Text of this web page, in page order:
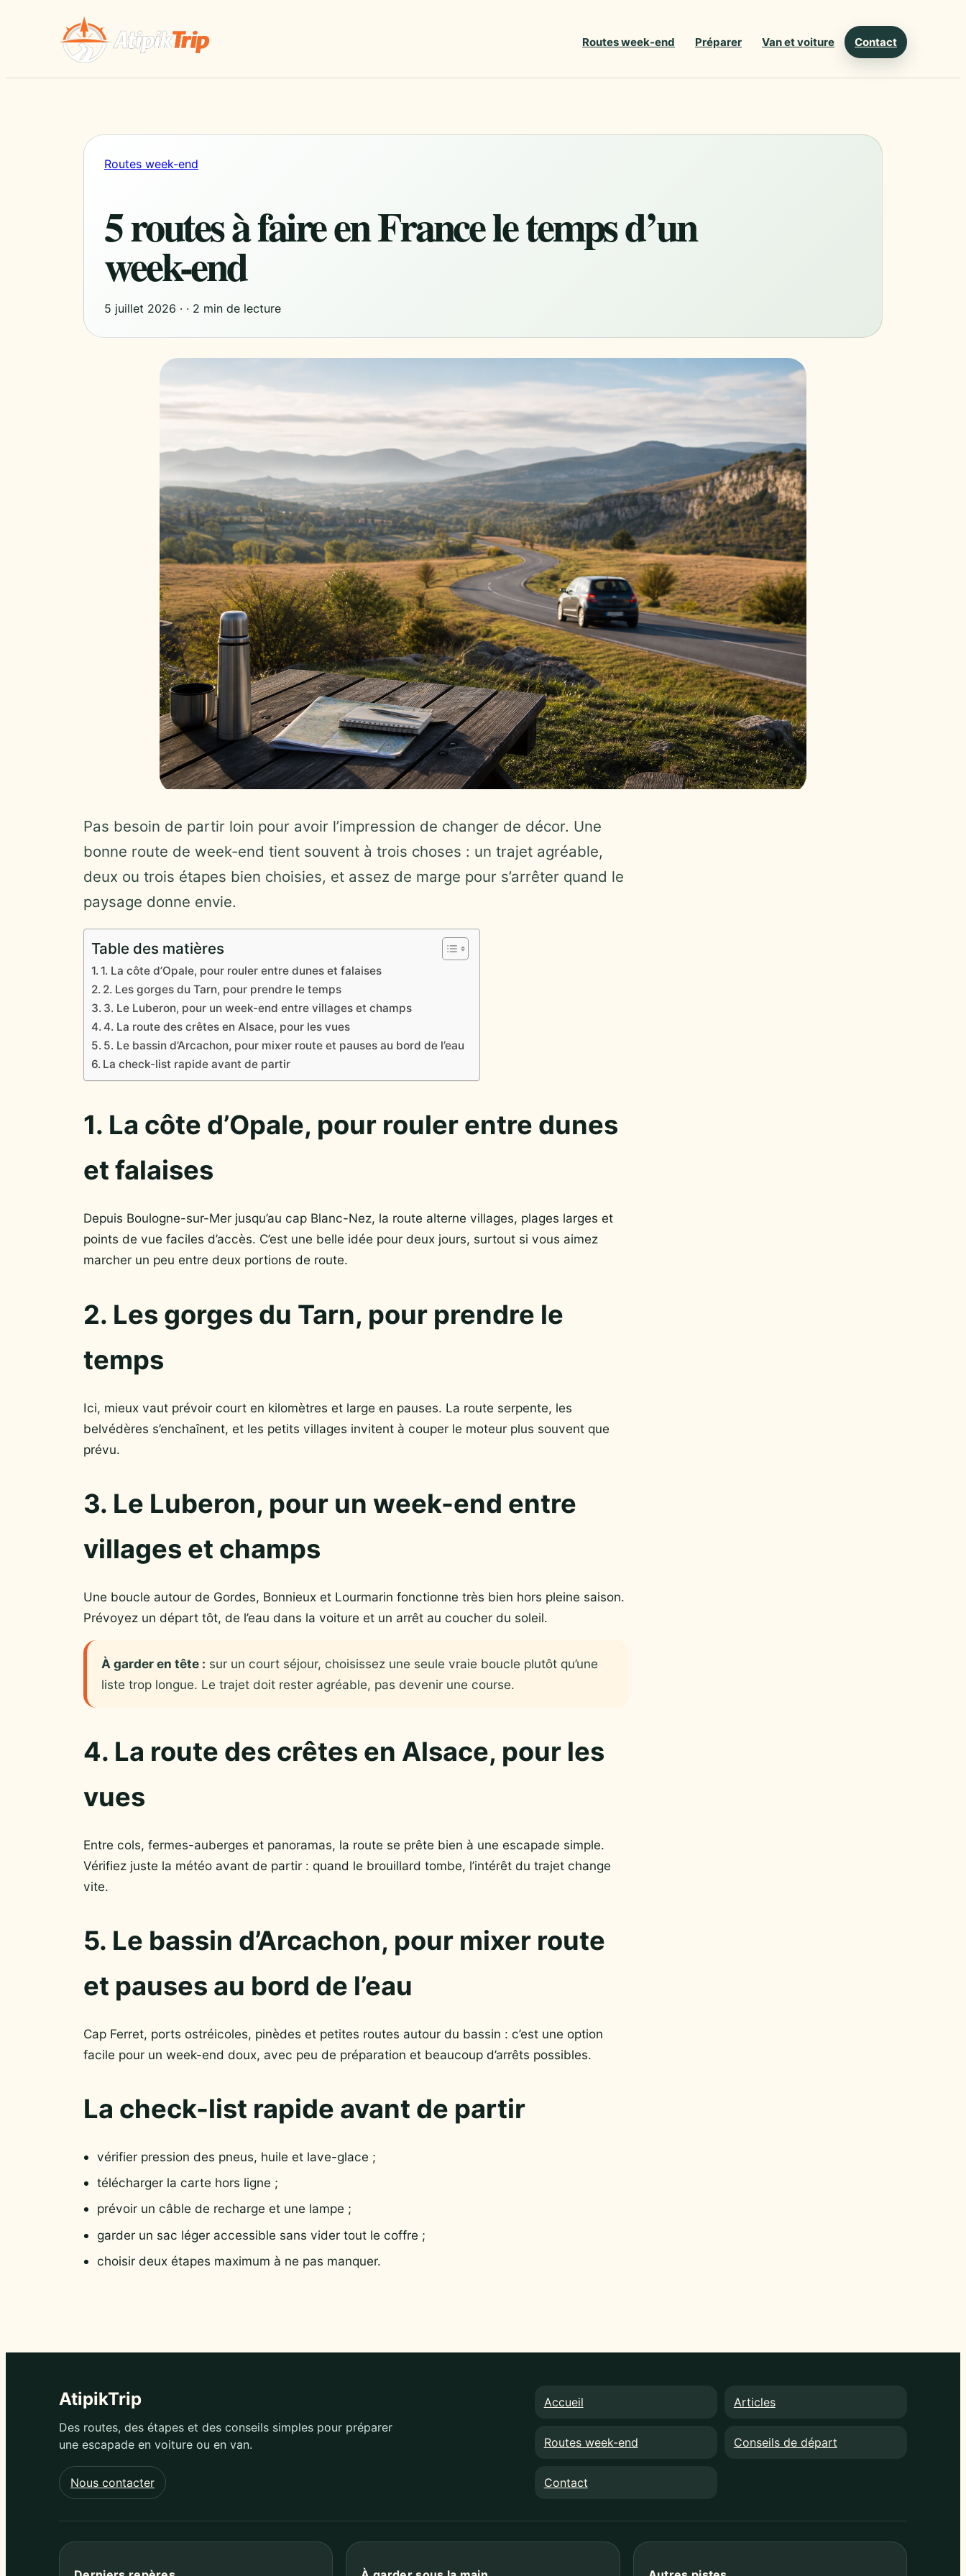
Routes week-end Préparer Van et voiture Contact
Routes week-end
5 routes à faire en France le temps d’un
week-end
5 juillet 2026 · · 2 min de lecture
Pas besoin de partir loin pour avoir l’impression de changer de décor. Une
bonne route de week-end tient souvent à trois choses : un trajet agréable,
deux ou trois étapes bien choisies, et assez de marge pour s’arrêter quand le
paysage donne envie.
Table des matières
1. La côte d’Opale, pour rouler entre dunes et falaises
2. Les gorges du Tarn, pour prendre le temps
3. Le Luberon, pour un week-end entre villages et champs
4. La route des crêtes en Alsace, pour les vues
5. Le bassin d’Arcachon, pour mixer route et pauses au bord de l’eau
La check-list rapide avant de partir
1. La côte d’Opale, pour rouler entre dunes
et falaises
Depuis Boulogne-sur-Mer jusqu’au cap Blanc-Nez, la route alterne villages, plages larges et
points de vue faciles d’accès. C’est une belle idée pour deux jours, surtout si vous aimez
marcher un peu entre deux portions de route.
2. Les gorges du Tarn, pour prendre le
temps
Ici, mieux vaut prévoir court en kilomètres et large en pauses. La route serpente, les
belvédères s’enchaînent, et les petits villages invitent à couper le moteur plus souvent que
prévu.
3. Le Luberon, pour un week-end entre
villages et champs
Une boucle autour de Gordes, Bonnieux et Lourmarin fonctionne très bien hors pleine saison.
Prévoyez un départ tôt, de l’eau dans la voiture et un arrêt au coucher du soleil.
À garder en tête : sur un court séjour, choisissez une seule vraie boucle plutôt qu’une
liste trop longue. Le trajet doit rester agréable, pas devenir une course.
4. La route des crêtes en Alsace, pour les
vues
Entre cols, fermes-auberges et panoramas, la route se prête bien à une escapade simple.
Vérifiez juste la météo avant de partir : quand le brouillard tombe, l’intérêt du trajet change
vite.
5. Le bassin d’Arcachon, pour mixer route
et pauses au bord de l’eau
Cap Ferret, ports ostréicoles, pinèdes et petites routes autour du bassin : c’est une option
facile pour un week-end doux, avec peu de préparation et beaucoup d’arrêts possibles.
La check-list rapide avant de partir
vérifier pression des pneus, huile et lave-glace ;
télécharger la carte hors ligne ;
prévoir un câble de recharge et une lampe ;
garder un sac léger accessible sans vider tout le coffre ;
choisir deux étapes maximum à ne pas manquer.
AtipikTrip
Des routes, des étapes et des conseils simples pour préparer
une escapade en voiture ou en van.
Nous contacter
Accueil Articles
Routes week-end Conseils de départ
Contact